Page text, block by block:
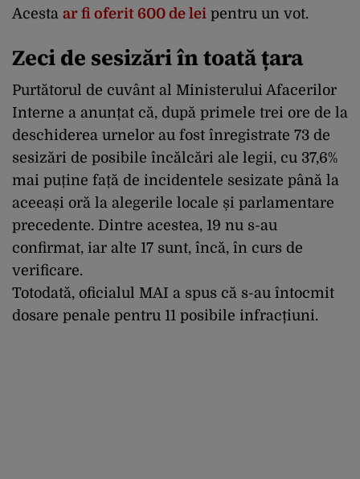
Acesta ar fi oferit 600 de lei pentru un vot.
Zeci de sesizări în toată țara
Purtătorul de cuvânt al Ministerului Afacerilor
Interne a anunțat că, după primele trei ore de la
deschiderea urnelor au fost înregistrate 73 de
sesizări de posibile încălcări ale legii, cu 37,6%
mai puține față de incidentele sesizate până la
aceeași oră la alegerile locale și parlamentare
precedente. Dintre acestea, 19 nu s-au
confirmat, iar alte 17 sunt, încă, în curs de
verificare.
Totodată, oficialul MAI a spus că s-au întocmit
dosare penale pentru 11 posibile infracțiuni.